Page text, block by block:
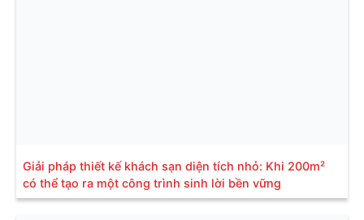
Giải pháp thiết kế khách sạn diện tích nhỏ: Khi 200m²
có thể tạo ra một công trình sinh lời bền vững